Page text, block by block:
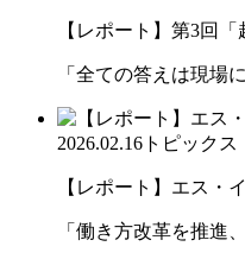
【レポート】第3回
「全ての答えは現場
2026.02.16 トピックス
【レポート】エス・
「働き方改革を推